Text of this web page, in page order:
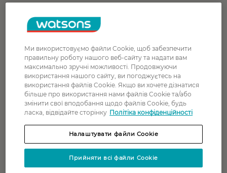
Ми використовуємо файли Cookie, щоб забезпечити
правильну роботу нашого веб-сайту та надати вам
максимально зручні можливості. Продовжуючи
використання нашого сайту, ви погоджуєтесь на
використання файлів Cookie. Якщо ви хочете дізнатися
більше про використання нами файлів Cookie та/або
змінити свої вподобання щодо файлів Cookie, будь
ласка, відвідайте сторінку Політіка конфіденційності
Налаштувати файли Cookie
Прийняти всі файли Cookie